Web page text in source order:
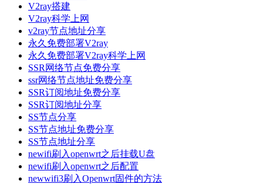
V2ray搭建
V2ray科学上网
v2ray节点地址分享
永久免费部署V2ray
永久免费部署V2ray科学上网
SSR网络节点免费分享
ssr网络节点地址免费分享
SSR订阅地址免费分享
SSR订阅地址分享
SS节点分享
SS节点地址免费分享
SS节点地址分享
newifi刷入openwrt之后挂载U盘
newifi刷入openwrt之后配置
newwifi3刷入Openwrt固件的方法